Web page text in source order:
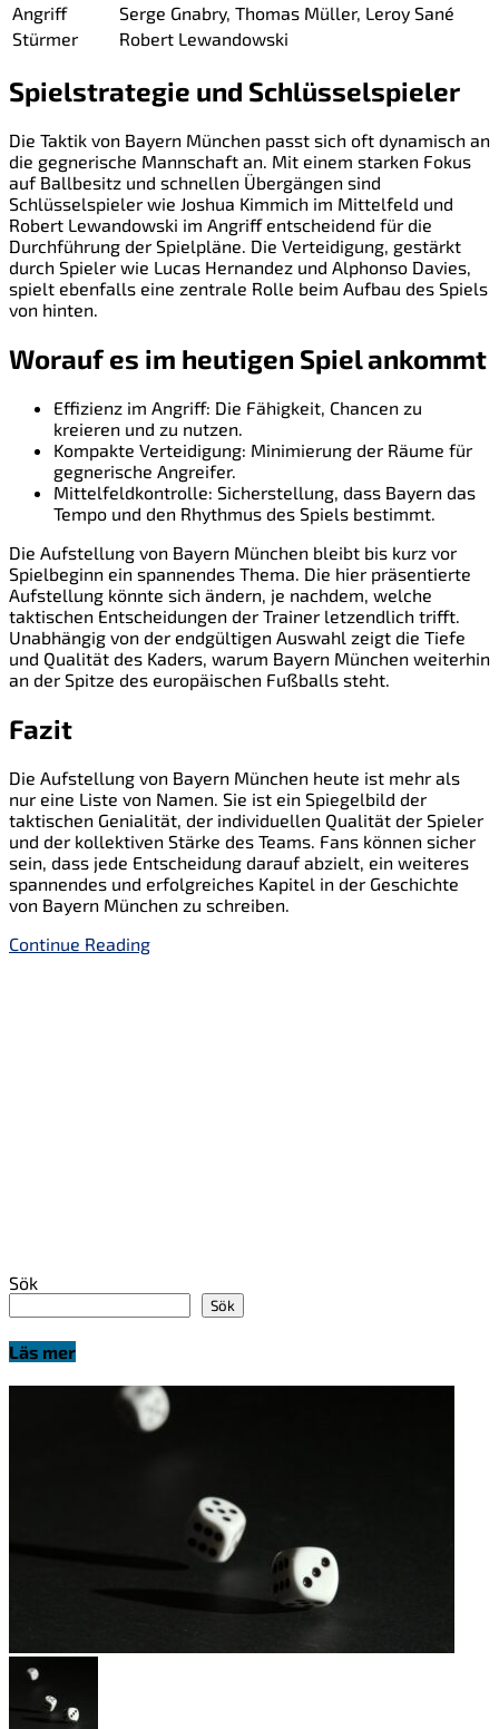
Angriff
Serge Gnabry, Thomas Müller, Leroy Sané
Stürmer
Robert Lewandowski
Spielstrategie und Schlüsselspieler
Die Taktik von Bayern München passt sich oft dynamisch an
die gegnerische Mannschaft an. Mit einem starken Fokus
auf Ballbesitz und schnellen Übergängen sind
Schlüsselspieler wie Joshua Kimmich im Mittelfeld und
Robert Lewandowski im Angriff entscheidend für die
Durchführung der Spielpläne. Die Verteidigung, gestärkt
durch Spieler wie Lucas Hernandez und Alphonso Davies,
spielt ebenfalls eine zentrale Rolle beim Aufbau des Spiels
von hinten.
Worauf es im heutigen Spiel ankommt
Effizienz im Angriff: Die Fähigkeit, Chancen zu
kreieren und zu nutzen.
Kompakte Verteidigung: Minimierung der Räume für
gegnerische Angreifer.
Mittelfeldkontrolle: Sicherstellung, dass Bayern das
Tempo und den Rhythmus des Spiels bestimmt.
Die Aufstellung von Bayern München bleibt bis kurz vor
Spielbeginn ein spannendes Thema. Die hier präsentierte
Aufstellung könnte sich ändern, je nachdem, welche
taktischen Entscheidungen der Trainer letzendlich trifft.
Unabhängig von der endgültigen Auswahl zeigt die Tiefe
und Qualität des Kaders, warum Bayern München weiterhin
an der Spitze des europäischen Fußballs steht.
Fazit
Die Aufstellung von Bayern München heute ist mehr als
nur eine Liste von Namen. Sie ist ein Spiegelbild der
taktischen Genialität, der individuellen Qualität der Spieler
und der kollektiven Stärke des Teams. Fans können sicher
sein, dass jede Entscheidung darauf abzielt, ein weiteres
spannendes und erfolgreiches Kapitel in der Geschichte
von Bayern München zu schreiben.
Continue Reading
Sök
Sök
Läs mer